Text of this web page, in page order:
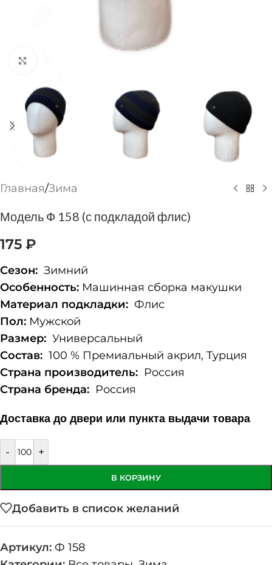
Главная/Зима
Модель Ф 158 (с подкладой флис)
175 ₽
Сезон: Зимний
Особенность: Машинная сборка макушки
Материал подкладки: Флис
Пол: Мужской
Размер: Универсальный
Состав: 100 % Премиальный акрил, Турция
Страна производитель: Россия
Страна бренда: Россия
Доставка до двери или пункта выдачи товара
- +
В КОРЗИНУ
Добавить в список желаний
Артикул: Ф 158